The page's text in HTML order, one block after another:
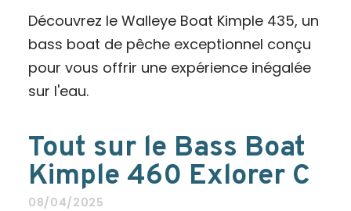
Découvrez le Walleye Boat Kimple 435, un
bass boat de pêche exceptionnel conçu
pour vous offrir une expérience inégalée
sur l'eau.
Tout sur le Bass Boat
Kimple 460 Exlorer C
08/04/2025